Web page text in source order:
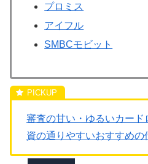
プロミス
アイフル
SMBCモビット
審査の甘い・ゆるいカード
資の通りやすいおすすめの